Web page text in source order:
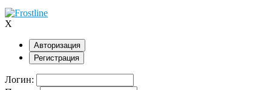
X
Авторизация
Регистрация
Логин: